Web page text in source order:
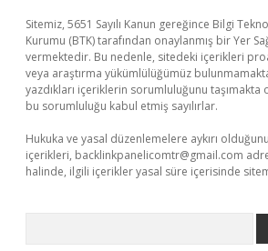
Sitemiz, 5651 Sayılı Kanun gereğince Bilgi
Kurumu (BTK) tarafından onaylanmış bir Yer
vermektedir. Bu nedenle, sitedeki içerikleri
veya araştırma yükümlülüğümüz
yazdıkları içeriklerin sorumluluğunu
bu sorumluluğu kabul etmiş sayılırlar.
Hukuka ve yasal düzenlemelere aykırı
içerikleri, backlinkpanelicomtr@gmail.com
halinde, ilgili içerikler yasal süre içerisinde